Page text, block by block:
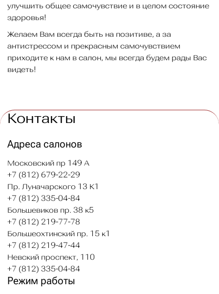
улучшить общее самочувствие и в целом состояние
здоровья!
Желаем Вам всегда быть на позитиве, а за
антистрессом и прекрасным самочувствием
приходите к нам в салон, мы всегда будем рады Вас
видеть!
Контакты
Адреса салонов
Московский пр 149 А
+7 (812) 679-22-29
Пр. Луначарского 13 К1
+7 (812) 335-04-84
Большевиков пр. 38 к5
+7 (812) 219-77-78
Большеохтинский пр. 15 к1
+7 (812) 219-47-44
Невский проспект, 110
+7 (812) 335-04-84
Режим работы